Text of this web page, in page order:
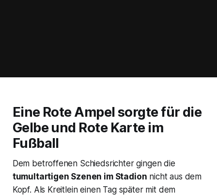
Eine Rote Ampel sorgte für die
Gelbe und Rote Karte im
Fußball
Dem betroffenen Schiedsrichter gingen die
tumultartigen Szenen im Stadion nicht aus dem
Kopf. Als Kreitlein einen Tag später mit dem